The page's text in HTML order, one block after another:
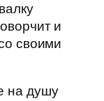
и
своими
на душу